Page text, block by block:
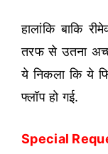
हालांकि बाकि
तरफ से उतना
ये निकला कि ये
फ्लॉप हो गई.
Special